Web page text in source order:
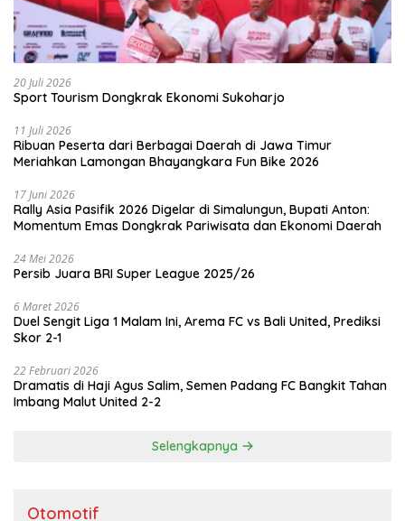
20 Juli 2026
Sport Tourism Dongkrak Ekonomi Sukoharjo
11 Juli 2026
Ribuan Peserta dari Berbagai Daerah di Jawa Timur
Meriahkan Lamongan Bhayangkara Fun Bike 2026
17 Juni 2026
Rally Asia Pasifik 2026 Digelar di Simalungun, Bupati Anton:
Momentum Emas Dongkrak Pariwisata dan Ekonomi Daerah
24 Mei 2026
Persib Juara BRI Super League 2025/26
6 Maret 2026
Duel Sengit Liga 1 Malam Ini, Arema FC vs Bali United, Prediksi
Skor 2-1
22 Februari 2026
Dramatis di Haji Agus Salim, Semen Padang FC Bangkit Tahan
Imbang Malut United 2-2
Selengkapnya
Otomotif